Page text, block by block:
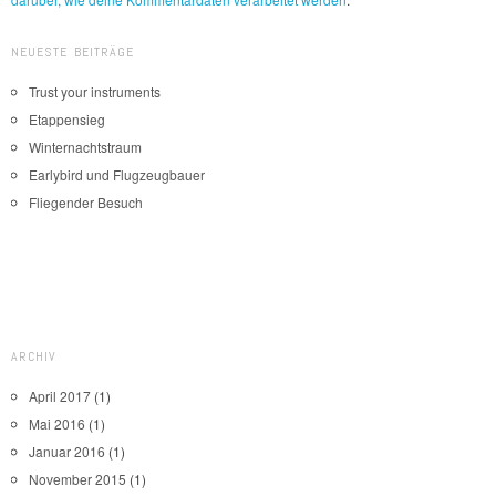
NEUESTE BEITRÄGE
Trust your instruments
Etappensieg
Winternachtstraum
Earlybird und Flugzeugbauer
Fliegender Besuch
ARCHIV
April 2017 (1)
Mai 2016 (1)
Januar 2016 (1)
November 2015 (1)